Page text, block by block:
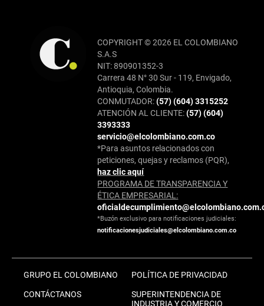
COPYRIGHT © 2026 EL COLOMBIANO
S.A.S
NIT: 890901352-3
Carrera 48 N° 30 Sur - 119, Envigado,
Antioquia, Colombia.
CONMUTADOR:(57) (604) 3315252
ATENCIÓN AL CLIENTE:(57) (604)
3393333
servicio@elcolombiano.com.co
*Para asuntos relacionados con
peticiones, quejas y reclamos (PQR),
haz clic aquí
PROGRAMA DE TRANSPARENCIA Y
ÉTICA EMPRESARIAL:
*Buzón exclusivo para notificaciones judiciales:
notificacionesjudiciales@elcolombiano.com.co
GRUPO EL COLOMBIANO
CONTÁCTANOS
POLÍTICA DE PRIVACIDAD
SUPERINTENDENCIA DE
INDUSTRIA Y COMERCIO